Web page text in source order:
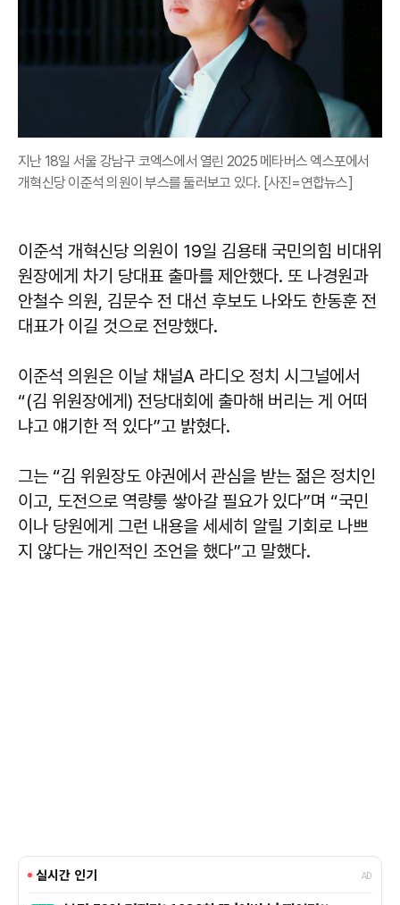
지난 18일 서울 강남구 코엑스에서 열린 2025 메타버스 엑스포에서
개혁신당 이준석 의원이 부스를 둘러보고 있다. [사진=연합뉴스]
이준석 개혁신당 의원이 19일 김용태 국민의힘 비대위
원장에게 차기 당대표 출마를 제안했다. 또 나경원과
안철수 의원, 김문수 전 대선 후보도 나와도 한동훈 전
대표가 이길 것으로 전망했다.
이준석 의원은 이날 채널A 라디오 정치 시그널에서
“(김 위원장에게) 전당대회에 출마해 버리는 게 어떠
냐고 얘기한 적 있다”고 밝혔다.
그는 “김 위원장도 야권에서 관심을 받는 젊은 정치인
이고, 도전으로 역량릏 쌓아갈 필요가 있다”며 “국민
이나 당원에게 그런 내용을 세세히 알릴 기회로 나쁘
지 않다는 개인적인 조언을 했다”고 말했다.